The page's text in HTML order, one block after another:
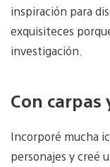
inspiración para
exquisiteces
investigación.
Con carpas
Incorporé mucha
personajes y creé